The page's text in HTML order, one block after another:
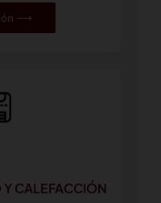
⟶
CALEFACCIÓN